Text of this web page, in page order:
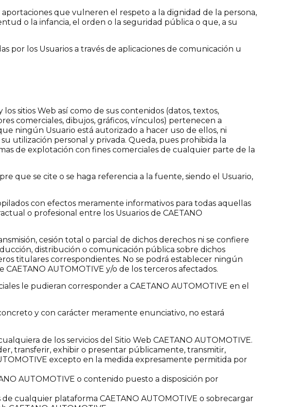
que vulneren el respeto a la dignidad de la persona,
o la infancia, el orden o la seguridad pública o que, a su
por los Usuarios a través de aplicaciones de comunicación u
sitios Web así como de sus contenidos (datos, textos,
comerciales, dibujos, gráficos, vínculos) pertenecen a
ningún Usuario está autorizado a hacer uso de ellos, ni
utilización personal y privada. Queda, pues prohibida la
de explotación con fines comerciales de cualquier parte de la
que se cite o se haga referencia a la fuente, siendo el Usuario,
con efectos meramente informativos para todas aquellas
o profesional entre los Usuarios de CAETANO
cesión total o parcial de dichos derechos ni se confiere
distribución o comunicación pública sobre dichos
titulares correspondientes. No se podrá establecer ningún
AUTOMOTIVE y/o de los terceros afectados.
le pudieran corresponder a CAETANO AUTOMOTIVE en el
y con carácter meramente enunciativo, no estará
de los servicios del Sitio Web CAETANO AUTOMOTIVE.
transferir, exhibir o presentar públicamente, transmitir,
excepto en la medida expresamente permitida por
AUTOMOTIVE o contenido puesto a disposición por
cualquier plataforma CAETANO AUTOMOTIVE o sobrecargar